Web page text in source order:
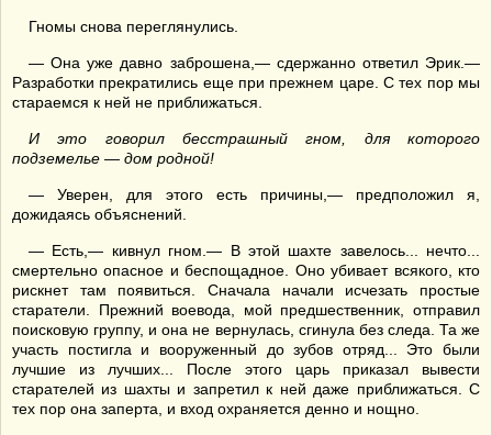
Гномы снова переглянулись.
— Она уже давно заброшена,— сдержанно ответил Эрик.—
Разработки прекратились еще при прежнем царе. С тех пор мы
стараемся к ней не приближаться.
И это говорил бесстрашный гном, для которого
подземелье — дом родной!
— Уверен, для этого есть причины,— предположил я,
дожидаясь объяснений.
— Есть,— кивнул гном.— В этой шахте завелось... нечто...
смертельно опасное и беспощадное. Оно убивает всякого, кто
рискнет там появиться. Сначала начали исчезать простые
старатели. Прежний воевода, мой предшественник, отправил
поисковую группу, и она не вернулась, сгинула без следа. Та же
участь постигла и вооруженный до зубов отряд... Это были
лучшие из лучших... После этого царь приказал вывести
старателей из шахты и запретил к ней даже приближаться. С
тех пор она заперта, и вход охраняется денно и нощно.